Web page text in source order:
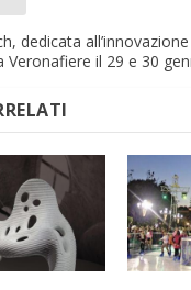
dedicata
Veronafiere il 29 e 30